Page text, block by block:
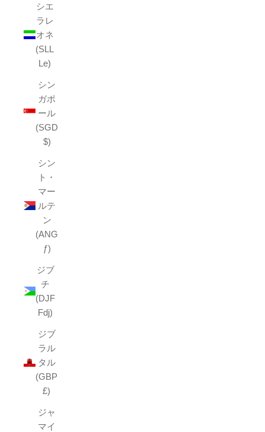
シエ
ラレ
オネ
(SLL
Le)
シン
ガポ
ール
(SGD
$)
シン
ト・
マー
ルテ
ン
(ANG
ƒ)
ジブ
チ
(DJF
Fdj)
ジブ
ラル
タル
(GBP
£)
ジャ
マイ